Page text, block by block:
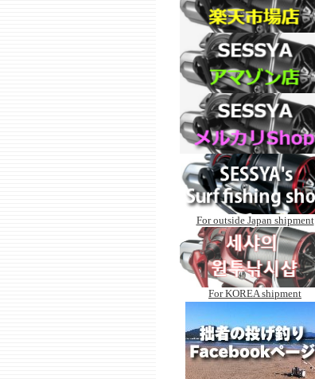
For outside Japan shipment
For KOREA shipment